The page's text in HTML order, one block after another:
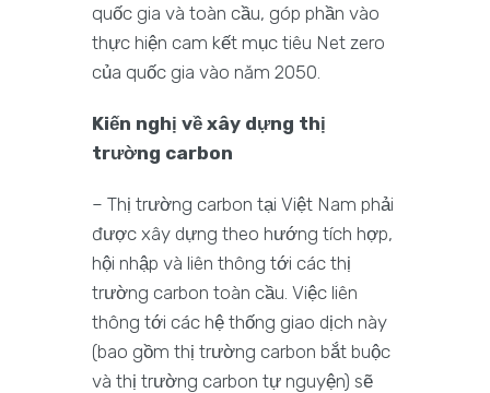
quốc gia và toàn cầu, góp phần vào
thực hiện cam kết mục tiêu Net zero
của quốc gia vào năm 2050.
Kiến nghị về xây dựng thị
trường carbon
– Thị trường carbon tại Việt Nam phải
được xây dựng theo hướng tích hợp,
hội nhập và liên thông tới các thị
trường carbon toàn cầu. Việc liên
thông tới các hệ thống giao dịch này
(bao gồm thị trường carbon bắt buộc
và thị trường carbon tự nguyện) sẽ